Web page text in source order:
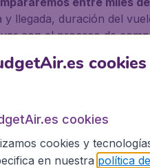
llegada, duración del
con el proceso de
Elaeropuerto de Madrid-
de nombre en el 2014,
Madrid.
cookies
cookies
cookies y
en nuestra política